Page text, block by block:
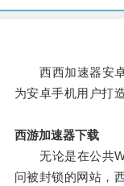
西西加速器安卓
为安卓手机用户打造
西游加速器下载
无论是在公共
问被封锁的网站，